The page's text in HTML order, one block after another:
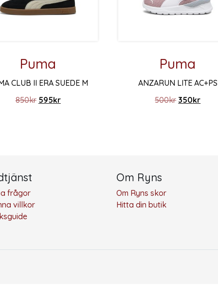
315kr.
Puma
CLUB II ERA SUEDE M
850kr Det ursprungliga priset var: 850kr.
595krDet nuvarande priset är: 595kr.
Puma
ANZARUN LITE AC+PS
500kr Det
350krDet
frågor
villkor
Om Ryns
Om Ryns skor
Hitta din butik